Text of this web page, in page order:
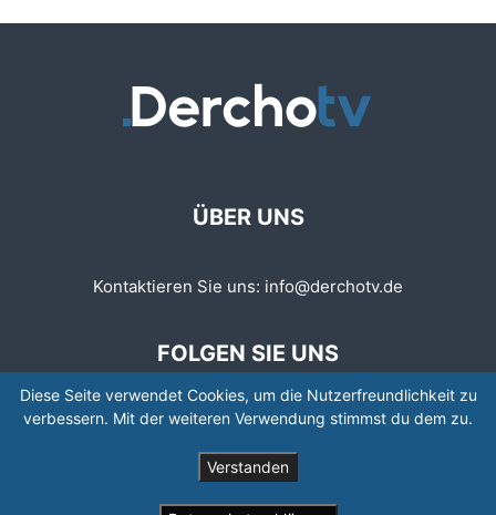
ÜBER UNS
Kontaktieren Sie uns: info@derchotv.de
FOLGEN SIE UNS
Diese Seite verwendet Cookies, um die Nutzerfreundlichkeit zu
verbessern. Mit der weiteren Verwendung stimmst du dem zu.
Verstanden